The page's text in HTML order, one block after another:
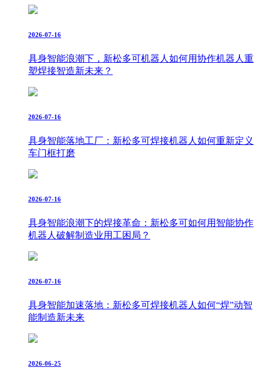
2026-07-16
具身智能浪潮下，新松多可机器人如何用协作机器人重
塑焊接智造新未来？
2026-07-16
具身智能落地工厂：新松多可焊接机器人如何重新定义
车门框打磨
2026-07-16
具身智能浪潮下的焊接革命：新松多可如何用智能协作
机器人破解制造业用工困局？
2026-07-16
具身智能加速落地：新松多可焊接机器人如何“焊”动智
能制造新未来
2026-06-25